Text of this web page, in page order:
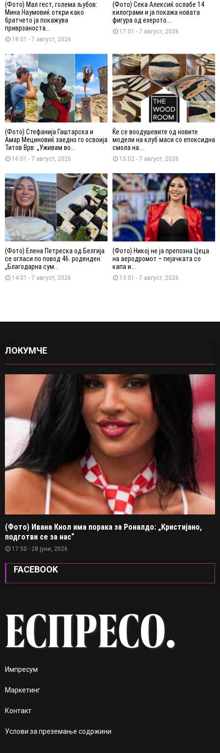
(Фото) Мал гест, голема љубов:
Мина Наумовиќ откри како
братчето ја покажува
приврзаноста...
18:01 - 7 август, 2026
(Фото) Сека Алексиќ ослабе 14
килограми и ја покажа новата
фигура од езерото...
17:01 - 7 август, 2026
(Фото) Стефанија Гаштарска и
Амар Мециновиќ заедно го освоија
Титов Врв: „Уживам во...
16:01 - 7 август, 2026
Ќе се воодушевите од новите
модели на клуб маси со епоксидна
смола на...
15:02 - 7 август, 2026
(Фото) Елена Петреска од Белгија
се огласи по повод 46. роденден:
„Благодарна сум...
14:01 - 7 август, 2026
(Фото) Никој не ја препозна Цеца
на аеродромот – пејачката со
капа и...
13:01 - 7 август, 2026
ЛОКУМЧЕ
(Фото) Ивана Кнол има порака за Роналдо: „Кристијано,
подготви се за нас“
17:50 - 28 јуни, 2026
FACEBOOK
Импресум
Маркетинг
Контакт
Услови за преземање содржини